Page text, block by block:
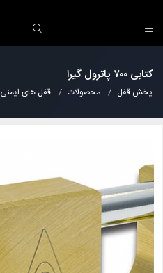
کتابی ۷۰۰ پاترول گیرا
پخش قفل محصولات قفل های ایمنی